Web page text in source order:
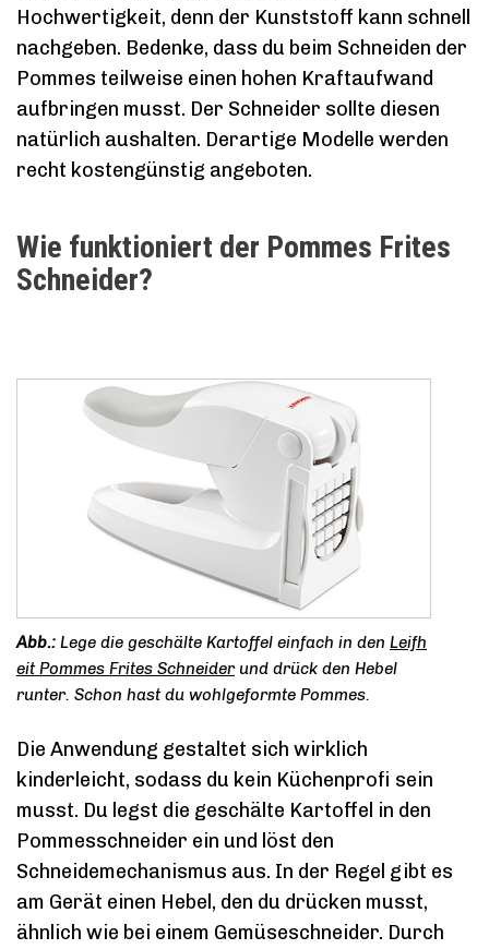
Hochwertigkeit, denn der Kunststoff kann schnell
nachgeben. Bedenke, dass du beim Schneiden der
Pommes teilweise einen hohen Kraftaufwand
aufbringen musst. Der Schneider sollte diesen
natürlich aushalten. Derartige Modelle werden
recht kostengünstig angeboten.
Wie funktioniert der Pommes Frites
Schneider?
Lege die geschälte Kartoffel einfach in den Leifh
eit Pommes Frites Schneiderund drück den Hebel
runter. Schon hast du wohlgeformte Pommes.
Die Anwendung gestaltet sich wirklich
kinderleicht, sodass du kein Küchenprofi sein
musst. Du legst die geschälte Kartoffel in den
Pommesschneider ein und löst den
Schneidemechanismus aus. In der Regel gibt es
am Gerät einen Hebel, den du drücken musst,
ähnlich wie bei einem Gemüseschneider. Durch